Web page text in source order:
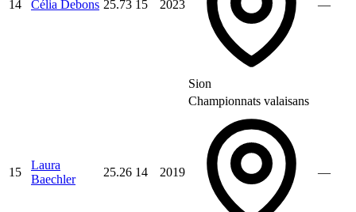
14 Célia Debons 25.73 15 2023
Sion
—
15
Laura
Baechler
25.26 14 2019
Championnats valaisans
—